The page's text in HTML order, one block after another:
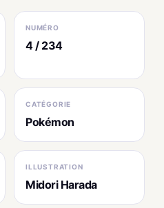
NUMÉRO
4 / 234
CATÉGORIE
Pokémon
ILLUSTRATION
Midori Harada